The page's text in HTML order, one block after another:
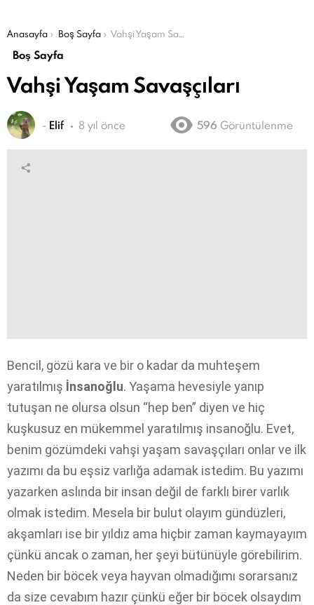
Şu an buradasın:
Anasayfa Boş Sayfa Vahşi Yaşam Savaşçıları
Boş Sayfa
Vahşi Yaşam Savaşçıları
- Elif 8 yıl önce 596 Görüntülenme
Bencil, gözü kara ve bir o kadar da muhteşem
yaratılmış İnsanoğlu. Yaşama hevesiyle yanıp
tutuşan ne olursa olsun “hep ben” diyen ve hiç
kuşkusuz en mükemmel yaratılmış insanoğlu. Evet,
benim gözümdeki vahşi yaşam savaşçıları onlar ve ilk
yazımı da bu eşsiz varlığa adamak istedim. Bu yazımı
yazarken aslında bir insan değil de farklı birer varlık
olmak istedim. Mesela bir bulut olayım gündüzleri,
akşamları ise bir yıldız ama hiçbir zaman kaymayayım
çünkü ancak o zaman, her şeyi bütünüyle görebilirim.
Neden bir böcek veya hayvan olmadığımı sorarsanız
da size cevabım hazır çünkü eğer bir böcek olsaydım